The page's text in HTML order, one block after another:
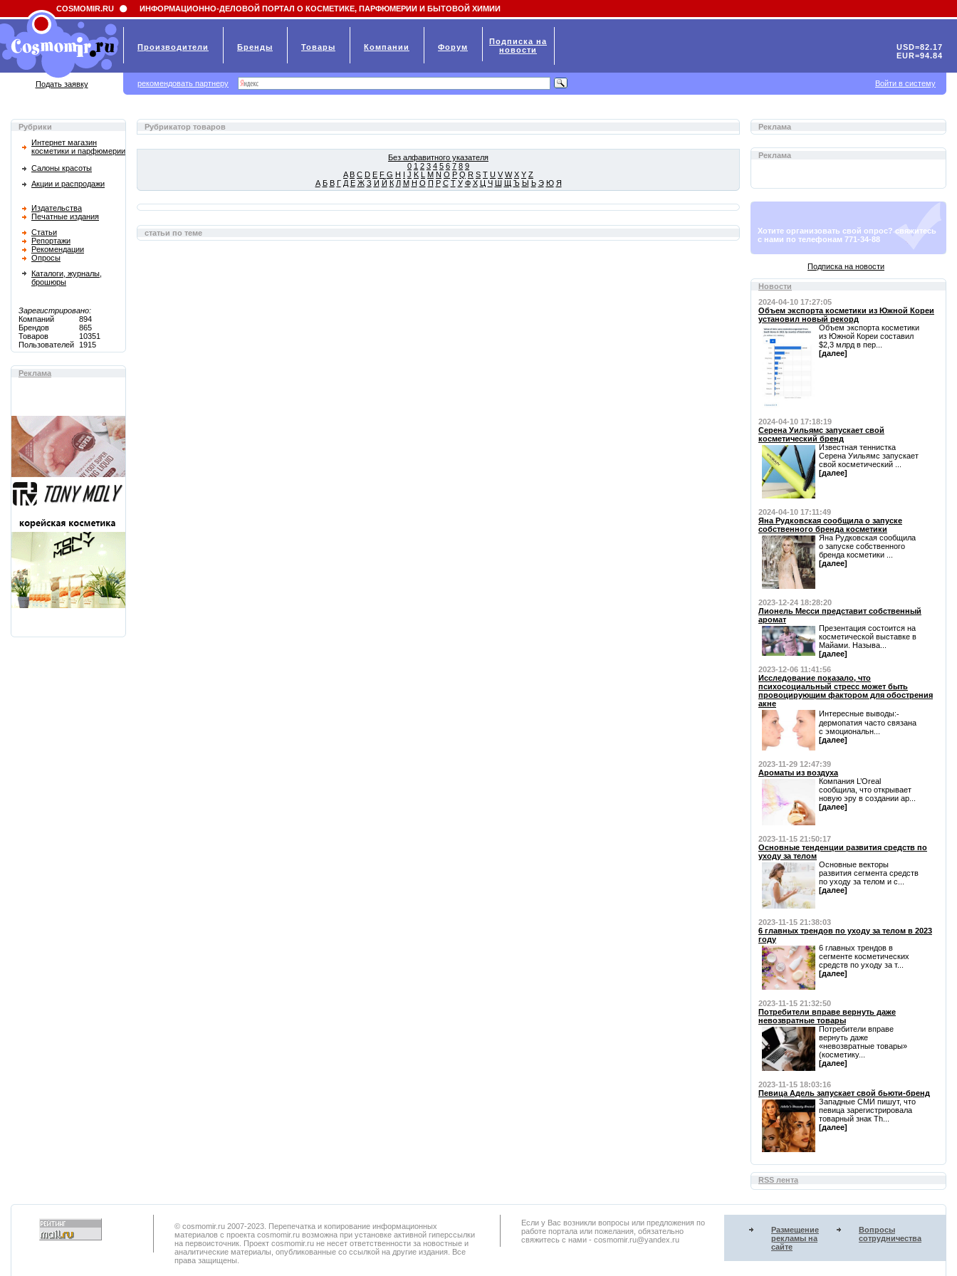
Field 'news_title' doesn't have a default value
Рубрики
Интернет магазин
косметики и парфюмерии
Салоны красоты
Акции и распродажи
Издательства
Печатные издания
Статьи
Репортажи
Рекомендации
Опросы
Каталоги, журналы,
брошюры
Зарегистрировано:
Компаний
894
Брендов
865
Товаров
10351
Пользователей
1915
Реклама
Рубрикатор товаров
Без алфавитного указателя
0 1 2 3 4 5 6 7 8 9
A B C D E F G H I J K L M N O P Q R S T U V W X Y Z
А Б В Г Д Е Ж З И Й К Л М Н О П Р С Т У Ф Х Ц Ч Ш Щ Ъ Ы Ь Э Ю Я
статьи по теме
Реклама
Реклама
Хотите организовать свой опрос? свяжитесь
с нами по телефонам 771-34-88
Подписка на новости
Новости
2024-04-10 17:27:05
Объем экспорта косметики из Южной Кореи
установил новый рекорд
Объем экспорта косметики
из Южной Кореи составил
$2,3 млрд в пер...
[далее]
2024-04-10 17:18:19
Серена Уильямс запускает свой
косметический бренд
Известная теннистка
Серена Уильямс запускает
свой косметический ...
[далее]
2024-04-10 17:11:49
Яна Рудковская сообщила о запуске
собственного бренда косметики
Яна Рудковская сообщила
о запуске собственного
бренда косметики ...
[далее]
2023-12-24 18:28:20
Лионель Месси представит собственный
аромат
Презентация состоится на
косметической выставке в
Майами. Называ...
[далее]
2023-12-06 11:41:56
Исследование показало, что
психосоциальный стресс может быть
провоцирующим фактором для обострения
акне
Интересные выводы:⁃
дермопатия часто связана
с эмоциональн...
[далее]
2023-11-29 12:47:39
Ароматы из воздуха
Компания L’Oreal
сообщила, что открывает
новую эру в создании ар...
[далее]
2023-11-15 21:50:17
Основные тенденции развития средств по
уходу за телом
Основные векторы
развития сегмента средств
по уходу за телом и с...
[далее]
2023-11-15 21:38:03
6 главных трендов по уходу за телом в 2023
году
6 главных трендов в
сегменте косметических
средств по уходу за т...
[далее]
2023-11-15 21:32:50
Потребители вправе вернуть даже
невозвратные товары
Потребители вправе
вернуть даже
«невозвратные товары»
(косметику...
[далее]
2023-11-15 18:03:16
Певица Адель запускает свой бьюти-бренд
Западные СМИ пишут, что
певица зарегистрировала
товарный знак Th...
[далее]
RSS лента
© cosmomir.ru 2007-2023. Перепечатка и копирование информационных
материалов с проекта cosmomir.ru возможна при установке активной гиперссылки
на первоисточник. Проект cosmomir.ru не несет ответственности за новостные и
аналитические материалы, опубликованные со ссылкой на другие издания. Все
права защищены.
Если у Вас возникли вопросы или предложения по
работe портала или пожелания, обязательно
свяжитесь с нами - cosmomir.ru@yandex.ru
Размещение
рекламы на
сайте
Вопросы
сотрудничества
COSMOMIR.RU ИНФОРМАЦИОННО-ДЕЛОВОЙ ПОРТАЛ О КОСМЕТИКЕ, ПАРФЮМЕРИИ И БЫТОВОЙ ХИМИИ
Производители Бренды Товары Компании Форум
Подписка на
новости
USD=82.17
EUR=94.84
Подать заявку рекомендовать партнеру Войти в систему